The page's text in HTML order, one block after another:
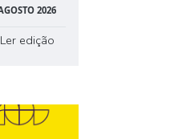
2026
edição